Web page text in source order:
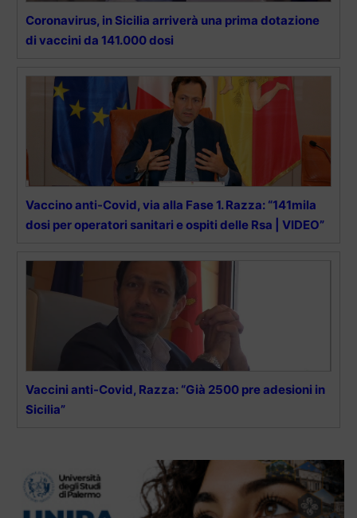
Coronavirus, in Sicilia arriverà una prima dotazione
di vaccini da 141.000 dosi
Vaccino anti-Covid, via alla Fase 1. Razza: “141mila
dosi per operatori sanitari e ospiti delle Rsa | VIDEO”
Vaccini anti-Covid, Razza: “Già 2500 pre adesioni in
Sicilia”